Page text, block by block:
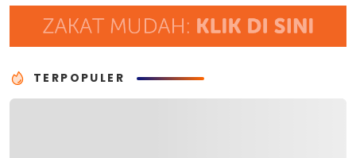
TERPOPULER